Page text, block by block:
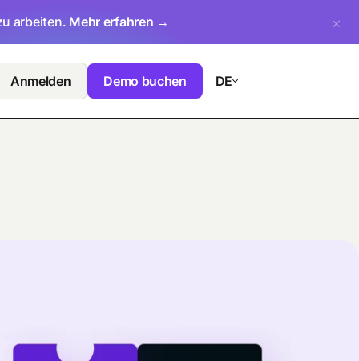
arbeiten. Mehr erfahren →
Anmelden Demo buchen DE